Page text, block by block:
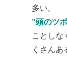
多い。
”頭のツ
ことしな
くさんあ